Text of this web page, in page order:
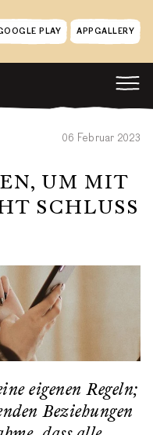
PLAY APPGALLERY
06 Februar 2023
UM MIT
SCHLUSS
eigenen Regeln;
Beziehungen